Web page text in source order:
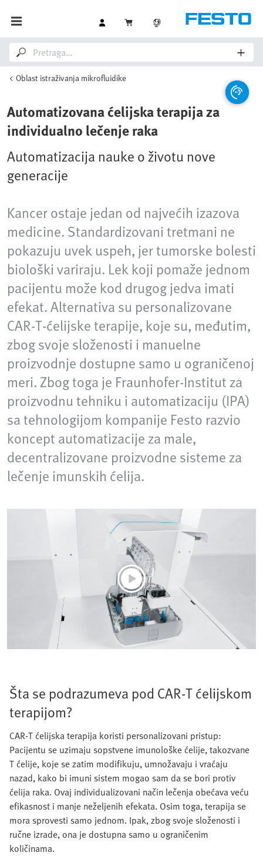
Oblast istraživanja mikrofluidike
Automatizovana ćelijska terapija za
individualno lečenje raka
Automatizacija nauke o životu nove
generacije
Kancer ostaje jedan od najvećih izazova
medicine. Standardizovani tretmani ne
pokazuju uvek uspeh, jer tumorske bolesti
biološki variraju. Lek koji pomaže jednom
pacijentu može kod drugog jedva imati
efekat. Alternativa su personalizovane
CAR‑T‑ćelijske terapije, koje su, međutim,
zbog svoje složenosti i manuelne
proizvodnje dostupne samo u ograničenoj
meri. Zbog toga je Fraunhofer‑Institut za
proizvodnu tehniku i automatizaciju (IPA)
sa tehnologijom kompanije Festo razvio
koncept automatizacije za male,
decentralizovane proizvodne sisteme za
lečenje imunskih ćelija.
Šta se podrazumeva pod CAR-T ćelijskom
terapijom?
CAR-T ćelijska terapija koristi personalizovani pristup:
Pacijentu se uzimaju sopstvene imunološke ćelije, takozvane
T ćelije, koje se zatim modifikuju, umnožavaju i vraćaju
nazad, kako bi imuni sistem mogao sam da se bori protiv
ćelija raka. Ovaj individualizovani način lečenja obećava veću
efikasnost i manje neželjenih efekata. Osim toga, terapija se
mora sprovesti samo jednom. Ipak, zbog svoje složenosti i
ručne izrade, ona je dostupna samo u ograničenim
količinama.